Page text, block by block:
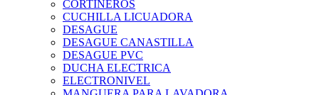
CORTINEROS
CUCHILLA LICUADORA
DESAGUE
DESAGUE CANASTILLA
DESAGUE PVC
DUCHA ELECTRICA
ELECTRONIVEL